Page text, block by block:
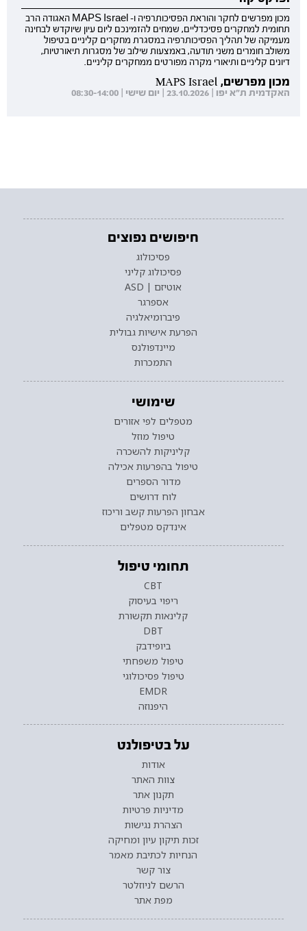
מכון מפרשים לחקר והוראת הפסיכותרפיה ו- MAPS Israel האגודה הרב
תחומית למחקרים פסיכדליים, שמחים להזמינכם ליום עיון שיוקדש לבחינה
מעמיקה של תהליך הפסיכותרפיה במסגרת מחקרים קליניים בטיפול
משולב חומרים משני תודעה, באמצעות שילוב של מסגרות תיאורטיות,
דיונים קליניים ותיאורי מקרה מפורטים ממחקרים קליניים.
מכון מפרשים, MAPS Israel
האקדמית ת"א יפו | 23.10.2026 | יום שישי | 08:30-14:00
חיפושים נפוצים
פסיכולוג
פסיכולוג קליני
אוטיזם | ASD
אספרגר
פיברומיאלגיה
הפרעת אישיות גבולית
מיינדפולנס
התמכרות
שימושי
מטפלים לפי אזורים
טיפול מוזל
קליניקות להשכרה
טיפול בהפרעות אכילה
מדור הספרים
לוח דרושים
אבחון הפרעות קשב וריכוז
אינדקס מטפלים
תחומי טיפול
CBT
ריפוי בעיסוק
קלינאות תקשורת
DBT
ביופידבק
טיפול משפחתי
טיפול פסיכולוגי
EMDR
היפנוזה
על בטיפולנט
אודות
צוות האתר
תקנון אתר
מדיניות פרטיות
הצהרת נגישות
זכות תיקון עיון ומחיקה
הנחיות לכתיבת מאמר
צור קשר
הרשם לניוזלטר
מפת אתר